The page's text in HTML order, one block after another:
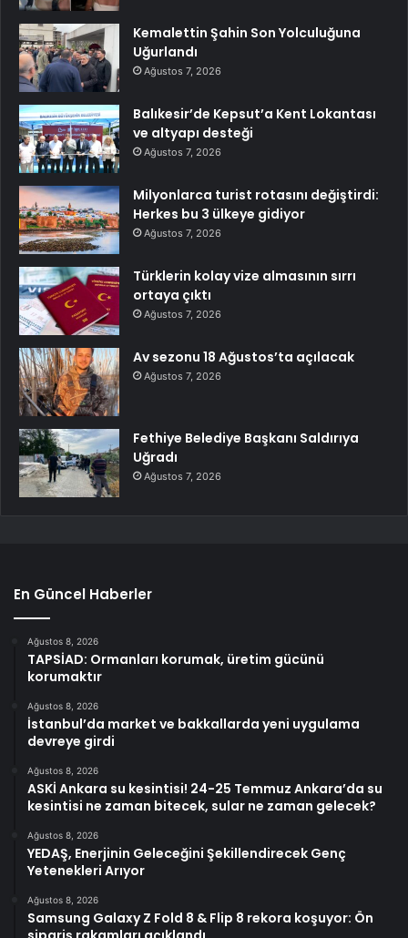
Kemalettin Şahin Son Yolculuğuna
Uğurlandı
Ağustos 7, 2026
Balıkesir’de Kepsut’a Kent Lokantası
ve altyapı desteği
Ağustos 7, 2026
Milyonlarca turist rotasını değiştirdi:
Herkes bu 3 ülkeye gidiyor
Ağustos 7, 2026
Türklerin kolay vize almasının sırrı
ortaya çıktı
Ağustos 7, 2026
Av sezonu 18 Ağustos’ta açılacak
Ağustos 7, 2026
Fethiye Belediye Başkanı Saldırıya
Uğradı
Ağustos 7, 2026
En Güncel Haberler
Ağustos 8, 2026
TAPSİAD: Ormanları korumak, üretim gücünü
korumaktır
Ağustos 8, 2026
İstanbul’da market ve bakkallarda yeni uygulama
devreye girdi
Ağustos 8, 2026
ASKİ Ankara su kesintisi! 24-25 Temmuz Ankara’da su
kesintisi ne zaman bitecek, sular ne zaman gelecek?
Ağustos 8, 2026
YEDAŞ, Enerjinin Geleceğini Şekillendirecek Genç
Yetenekleri Arıyor
Ağustos 8, 2026
Samsung Galaxy Z Fold 8 & Flip 8 rekora koşuyor: Ön